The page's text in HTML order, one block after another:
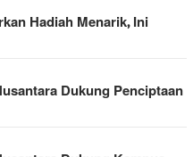
Hadiah Menarik, Ini
Dukung Penciptaan